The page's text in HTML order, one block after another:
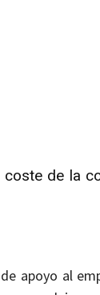
de la
apoyo al